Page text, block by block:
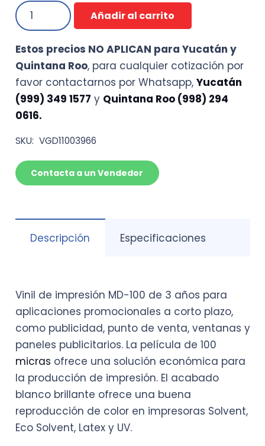
Vinil
de
MD-
100
(Precio
por
1.60
50mts-
Añadir al carrito
Estos precios NO APLICAN para Yucatán y
Quintana Roo, para cualquier cotización por
favor contactarnos por Whatsapp, Yucatán
(999) 349 1577 y Quintana Roo (998) 294
0616.
SKU: VGD11003966
Contacta a un Vendedor
Descripción Especificaciones
Vinil de impresión MD-100 de 3 años para
aplicaciones promocionales a corto plazo,
como publicidad, punto de venta, ventanas y
paneles publicitarios. La película de 100
micras ofrece una solución económica para
la producción de impresión. El acabado
blanco brillante ofrece una buena
reproducción de color en impresoras Solvent,
Eco Solvent, Latex y UV.